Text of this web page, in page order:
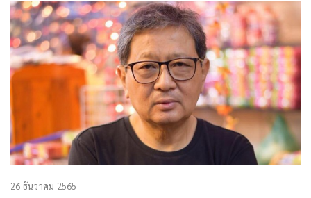
สามารถสรุปได้ 2 ข้อ ดังนี้
26 ธันวาคม 2565